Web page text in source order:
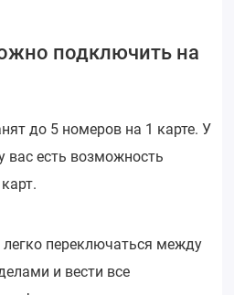
подключить на
до 5 номеров на 1 карте. У
вас есть возможность
легко переключаться между
и вести все